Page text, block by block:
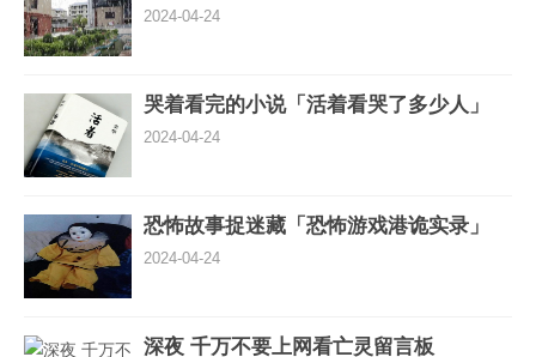
2024-04-24
哭着看完的小说「活着看哭了多少人」
2024-04-24
恐怖故事捉迷藏「恐怖游戏港诡实录」
2024-04-24
深夜 千万不要上网看亡灵留言板